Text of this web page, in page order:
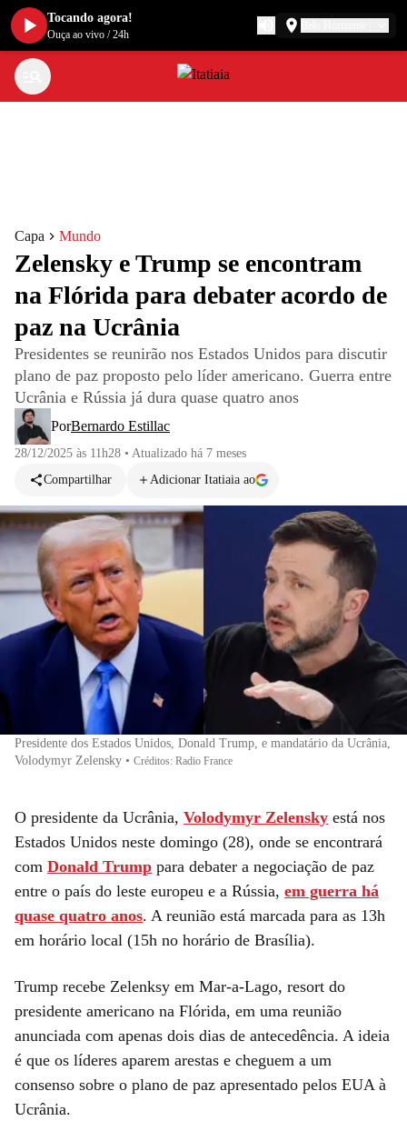
Capa Mundo
Zelensky e Trump se encontram
na Flórida para debater acordo de
paz na Ucrânia
Presidentes se reunirão nos Estados Unidos para discutir
plano de paz proposto pelo líder americano. Guerra entre
Ucrânia e Rússia já dura quase quatro anos
PorBernardo Estillac
28/12/2025 às 11h28 • Atualizado há 7 meses
Compartilhar
Adicionar Itatiaia ao
Presidente dos Estados Unidos, Donald Trump, e mandatário da Ucrânia,
Volodymyr Zelensky • Créditos: Radio France
O presidente da Ucrânia, Volodymyr Zelensky está nos
Estados Unidos neste domingo (28), onde se encontrará
com Donald Trump para debater a negociação de paz
entre o país do leste europeu e a Rússia, em guerra há
quase quatro anos. A reunião está marcada para as 13h
em horário local (15h no horário de Brasília).
Trump recebe Zelenksy em Mar-a-Lago, resort do
presidente americano na Flórida, em uma reunião
anunciada com apenas dois dias de antecedência. A ideia
é que os líderes aparem arestas e cheguem a um
consenso sobre o plano de paz apresentado pelos EUA à
Ucrânia.
Tocando agora!
Ouça ao vivo /24h